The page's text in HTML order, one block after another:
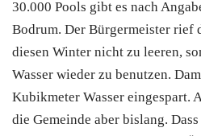
30.000 Pools gibt es nach
Bodrum. Der Bürgermeister rief
diesen Winter nicht zu leeren,
Wasser wieder zu benutzen.
Kubikmeter Wasser eingespart.
die Gemeinde aber bislang.